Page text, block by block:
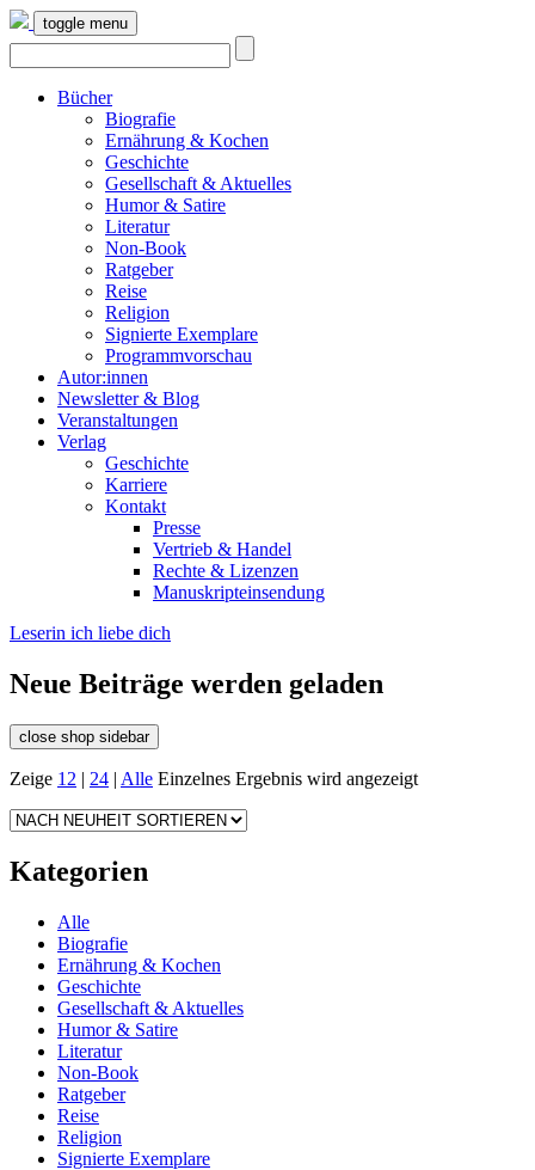
toggle menu
Bücher
Biografie
Ernährung & Kochen
Geschichte
Gesellschaft & Aktuelles
Humor & Satire
Literatur
Non-Book
Ratgeber
Reise
Religion
Signierte Exemplare
Programmvorschau
Autor:innen
Newsletter & Blog
Veranstaltungen
Verlag
Geschichte
Karriere
Kontakt
Presse
Vertrieb & Handel
Rechte & Lizenzen
Manuskripteinsendung
Leserin ich liebe dich
Neue Beiträge werden geladen
close shop sidebar
Zeige 12 | 24 | Alle Einzelnes Ergebnis wird angezeigt
Kategorien
Alle
Biografie
Ernährung & Kochen
Geschichte
Gesellschaft & Aktuelles
Humor & Satire
Literatur
Non-Book
Ratgeber
Reise
Religion
Signierte Exemplare